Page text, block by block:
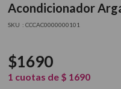
Acondicionador
: CCCAC0000000101
$1690
1 cuotas de $ 1690
3. farmavita
5. cepillo
6. gama